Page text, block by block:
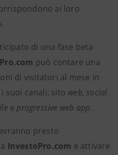
ai loro
di una fase beta
può contare una
di visitatori al mese in
suoi canali: sito web,social
e progressive web app.
presto
InvestoPro.com e attivare